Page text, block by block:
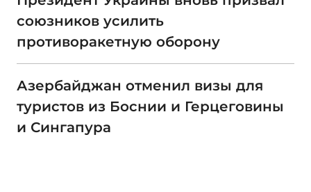
союзников усилить
противоракетную оборону
Азербайджан отменил визы для
туристов из Боснии и Герцеговины
и Сингапура